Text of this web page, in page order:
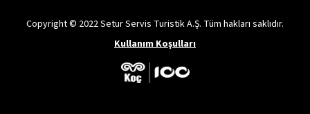
Copyright © 2022 Setur Servis Turistik A.Ş. Tüm hakları saklıdır.
Kullanım Koşulları